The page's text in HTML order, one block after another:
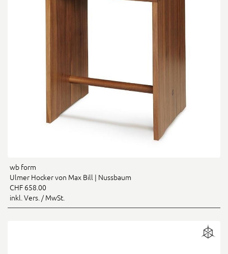
wb form
Ulmer Hocker von Max Bill | Nussbaum
CHF 658.00
inkl. Vers. / MwSt.